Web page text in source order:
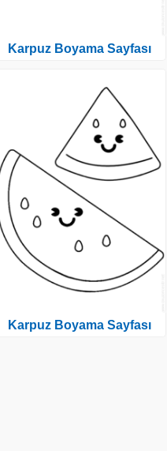
Karpuz Boyama Sayfası
Karpuz Boyama Sayfası